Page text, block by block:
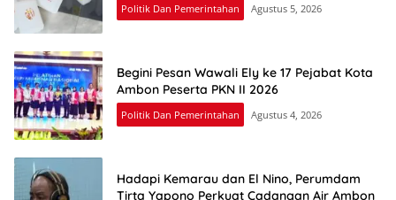
Politik Dan Pemerintahan Agustus 5, 2026
Begini Pesan Wawali Ely ke 17 Pejabat Kota
Ambon Peserta PKN II 2026
Politik Dan Pemerintahan Agustus 4, 2026
Hadapi Kemarau dan El Nino, Perumdam
Tirta Yapono Perkuat Cadangan Air Ambon